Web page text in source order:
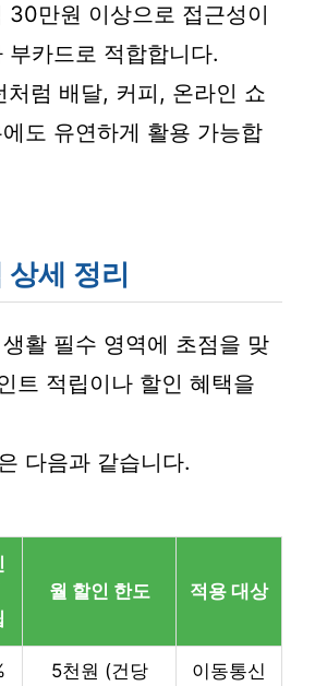
30만원 이상으로 접근성이
부카드로 적합합니다.
럼 배달, 커피, 온라인 쇼
도 유연하게 활용 가능합
상세 정리
활 필수 영역에 초점을 맞
트 적립이나 할인 혜택을
다음과 같습니다.
월 할인 한도 적용 대상
5천원 (건당
이동통신